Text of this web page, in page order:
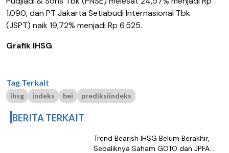
1.090, dan PT Jakarta Setiabudi Internasional Tbk
(JSPT) naik 19,72% menjadi Rp 6.525.
Grafik IHSG
Tag Terkait
ihsg indeks bei prediksiindeks
BERITA TERKAIT
Trend Bearish IHSG Belum Berakhir,
Sebaliknya Saham GOTO dan JPFA